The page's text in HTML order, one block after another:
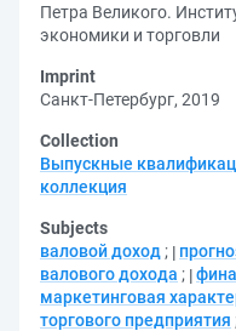
Петра Великого.
экономики и торговли
Imprint
Санкт-Петербург, 2019
Collection
Выпускные
коллекция
Subjects
валовой доход ;
валового дохода ;
маркетинговая
торгового предприятия